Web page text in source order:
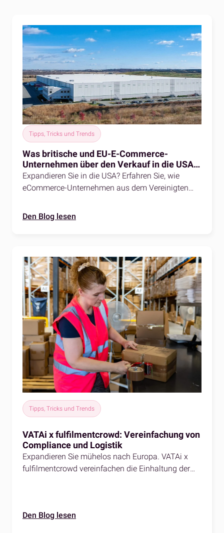
Tipps, Tricks und Trends
Was britische und EU-E-Commerce-
Unternehmen über den Verkauf in die USA
wissen müssen
Expandieren Sie in die USA? Erfahren Sie, wie
eCommerce-Unternehmen aus dem Vereinigten
Steuervorschriften und Kundenerwartungen
meistern können, um erfolgreich zu expandieren.
Den Blog lesen
Tipps, Tricks und Trends
VATAi x fulfilmentcrowd: Vereinfachung von
Compliance und Logistik
Expandieren Sie mühelos nach Europa. VATAi x
fulfilmentcrowd vereinfachen die Einhaltung der
Den Blog lesen